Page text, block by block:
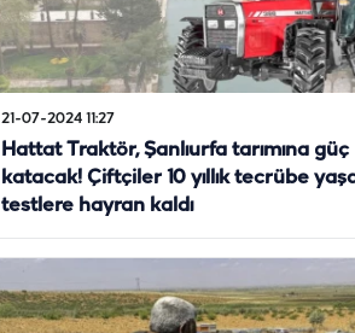
21-07-2024 11:27
Hattat Traktör, Şanlıurfa tarımına güç
katacak! Çiftçiler 10 yıllık tecrübe yaşatan
testlere hayran kaldı